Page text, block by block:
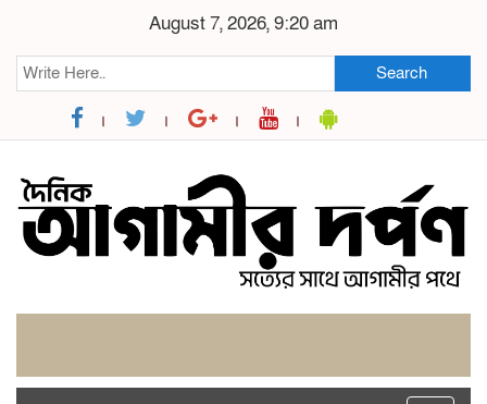
August 7, 2026, 9:20 am
Search